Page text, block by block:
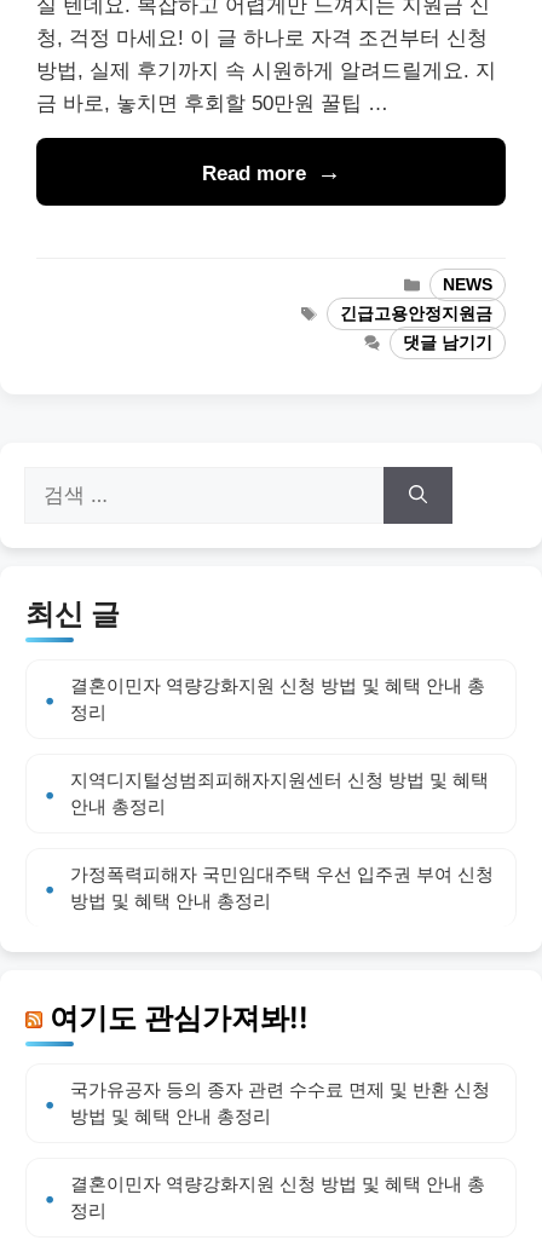
실 텐데요. 복잡하고 어렵게만 느껴지는 지원금 신
청, 걱정 마세요! 이 글 하나로 자격 조건부터 신청
방법, 실제 후기까지 속 시원하게 알려드릴게요. 지
금 바로, 놓치면 후회할 50만원 꿀팁 …
Read more
카
테
고
리
NEWS
태
그
긴급고용안정지원금
댓글 남기기
색:
최신 글
결혼이민자 역량강화지원 신청 방법 및 혜택 안내 총
정리
지역디지털성범죄피해자지원센터 신청 방법 및 혜택
안내 총정리
가정폭력피해자 국민임대주택 우선 입주권 부여 신청
방법 및 혜택 안내 총정리
여기도 관심가져봐!!
국가유공자 등의 종자 관련 수수료 면제 및 반환 신청
방법 및 혜택 안내 총정리
결혼이민자 역량강화지원 신청 방법 및 혜택 안내 총
정리